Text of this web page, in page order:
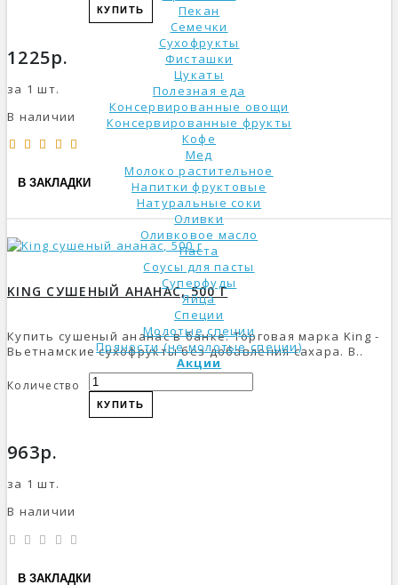
Пекан
Семечки
Сухофрукты
Фисташки
Цукаты
Полезная еда
Консервированные овощи
Консервированные фрукты
Кофе
Мед
Молоко растительное
Напитки фруктовые
Натуральные соки
Оливки
Оливковое масло
Паста
Соусы для пасты
Суперфуды
Яйца
Специи
Молотые специи
Пряности (не молотые специи)
Акции
КУПИТЬ
1225р.
за 1 шт.
В наличии
В ЗАКЛАДКИ
KING СУШЕНЫЙ АНАНАС, 500 Г
Купить сушеный ананас в банке. Торговая марка King -
Вьетнамские сухофрукты без добавления сахара. В..
Количество
КУПИТЬ
963р.
за 1 шт.
В наличии
В ЗАКЛАДКИ